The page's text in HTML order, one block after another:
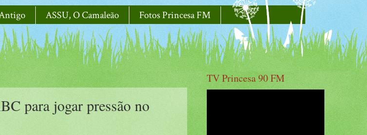
ASSU, O Camaleão Fotos Princesa FM
para jogar pressão no
TV Princesa 90 FM